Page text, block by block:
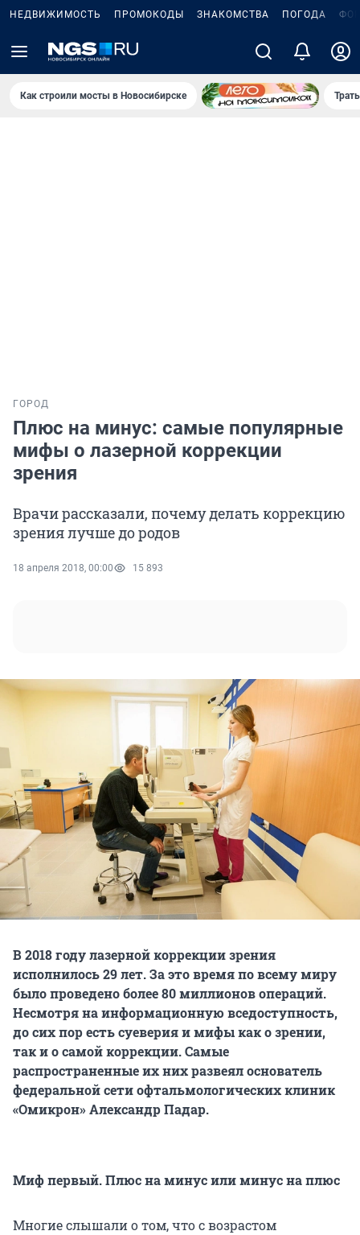
НЕДВИЖИМОСТЬ ПРОМОКОДЫ ЗНАКОМСТВА ПОГОДА
Как строили мосты в Новосибирске
ГОРОД
Плюс на минус: самые популярные
мифы о лазерной коррекции
зрения
Врачи рассказали, почему делать коррекцию
зрения лучше до родов
18 апреля 2018, 00:00 15 893
В 2018 году лазерной коррекции зрения
исполнилось 29 лет. За это время по всему миру
было проведено более 80 миллионов операций.
Несмотря на информационную вседоступность,
до сих пор есть суеверия и мифы как о зрении,
так и о самой коррекции. Самые
распространенные их них развеял основатель
федеральной сети офтальмологических клиник
«Омикрон» Александр Падар.
Миф первый. Плюс на минус или минус на плюс
Многие слышали о том, что с возрастом